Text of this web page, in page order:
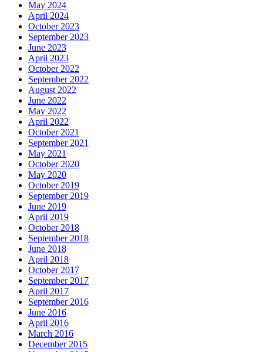
May 2024
April 2024
October 2023
September 2023
June 2023
April 2023
October 2022
September 2022
August 2022
June 2022
May 2022
April 2022
October 2021
September 2021
May 2021
October 2020
May 2020
October 2019
September 2019
June 2019
April 2019
October 2018
September 2018
June 2018
April 2018
October 2017
September 2017
April 2017
September 2016
June 2016
April 2016
March 2016
December 2015